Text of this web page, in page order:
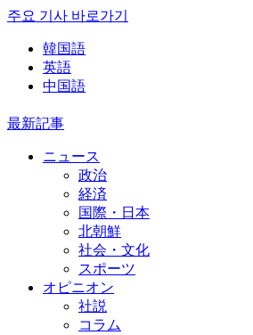
주요 기사 바로가기
韓国語
英語
中国語
最新記事
ニュース
政治
経済
国際・日本
北朝鮮
社会・文化
スポーツ
オピニオン
社説
コラム